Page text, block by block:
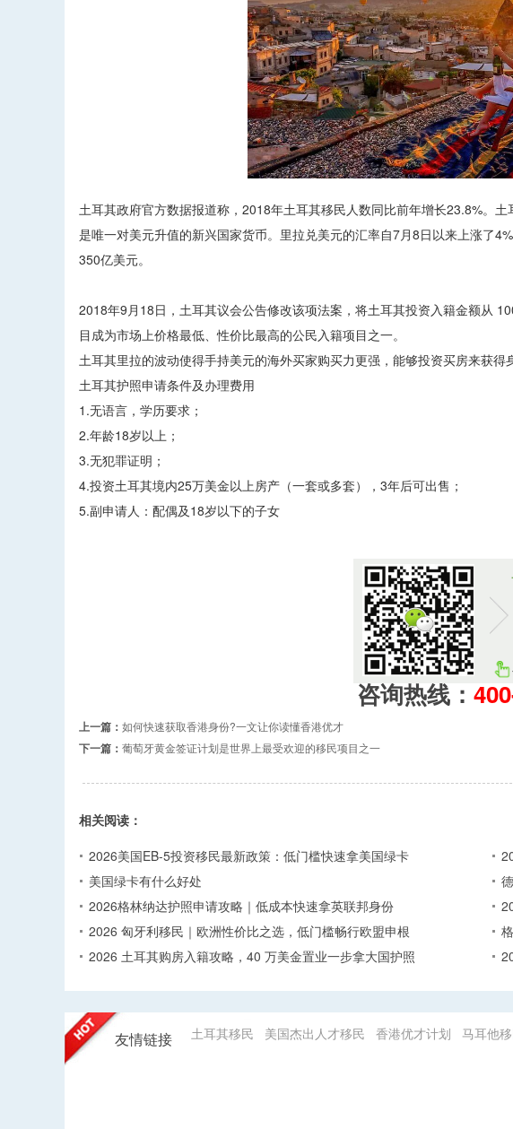
土耳其政府官方数据报道称，2018年土耳其移民人数同比前年增长23.8%。
是唯一对美元升值的新兴国家货币。里拉兑美元的汇率自7月8日以来上涨了
350亿美元。
2018年9月18日，土耳其议会公告修改该项法案，将土耳其投资入籍金额从
目成为市场上价格最低、性价比最高的公民入籍项目之一。
土耳其里拉的波动使得手持美元的海外买家购买力更强，能够投资买房来获得
土耳其护照申请条件及办理费用
1.无语言，学历要求；
2.年龄18岁以上；
3.无犯罪证明；
4.投资土耳其境内25万美金以上房产（一套或多套），3年后可出售；
5.副申请人：配偶及18岁以下的子女
咨询热线：
上一篇： 如何快速获取香港身份?一文让你读懂香港优才
下一篇： 葡萄牙黄金签证计划是世界上最受欢迎的移民项目之一
相关阅读：
2026美国EB-5投资移民最新政策：低门槛快速拿美国绿卡
美国绿卡有什么好处
2026格林纳达护照申请攻略｜低成本快速拿英联邦身份
2026 匈牙利移民｜欧洲性价比之选，低门槛畅行欧盟申根
2026 土耳其购房入籍攻略，40 万美金置业一步拿大国护照
友情链接 土耳其移民 美国杰出人才移民 香港优才计划 马耳他